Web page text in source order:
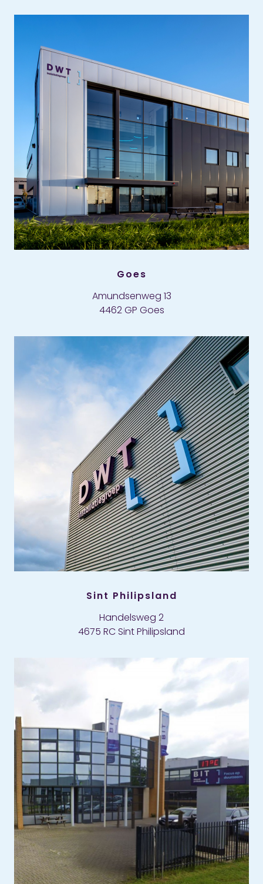
Goes
Amundsenweg 13
4462 GP Goes
Sint Philipsland
Handelsweg 2
4675 RC Sint Philipsland